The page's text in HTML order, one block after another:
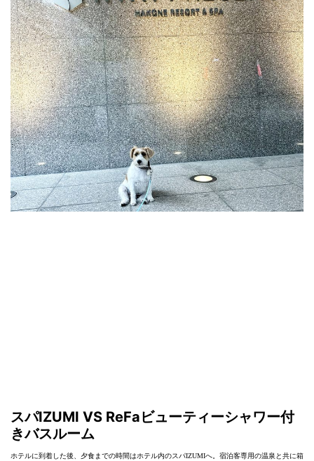
スパIZUMI VS ReFaビューティーシャワー付
きバスルーム
ホテルに到着した後、夕食までの時間はホテル内のスパIZUMIへ。宿泊客専用の温泉と共に箱